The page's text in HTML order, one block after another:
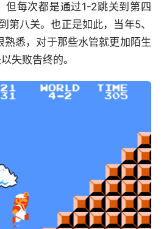
但每次都是通过1-2跳关到第四
第八关。也正是如此，当年5、
悉，对于那些水管就更加陌生
失败告终的。